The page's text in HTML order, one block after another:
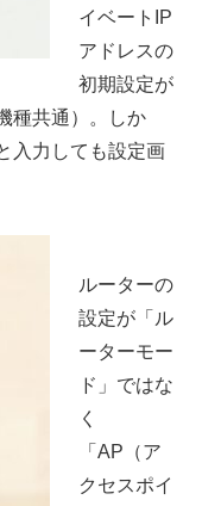
イベートIP
アドレスの
初期設定が
種共通）。しか
入力しても設定画
ルーターの
設定が「ル
ーターモー
ド」ではな
く
「AP（ア
クセスポイ